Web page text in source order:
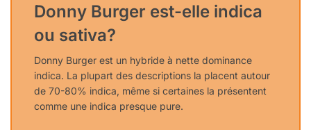
Donny Burger est-elle indica
ou sativa?
Donny Burger est un hybride à nette dominance
indica. La plupart des descriptions la placent autour
de 70-80% indica, même si certaines la présentent
comme une indica presque pure.